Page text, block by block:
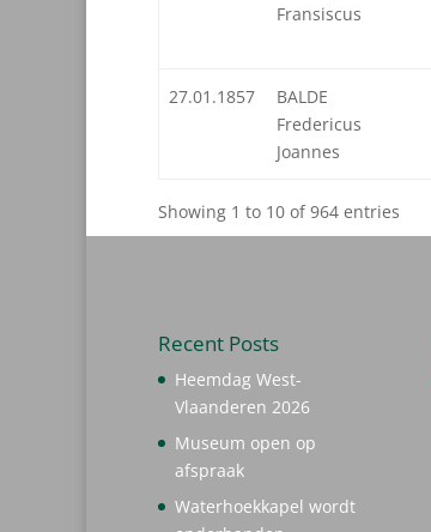
Fransiscus
27.01.1857
BALDE
Fredericus
Joannes
Showing 1 to 10 of 964 entries
Recent Posts
Heemdag West-
Vlaanderen 2026
Museum open op
afspraak
Waterhoekkapel wordt